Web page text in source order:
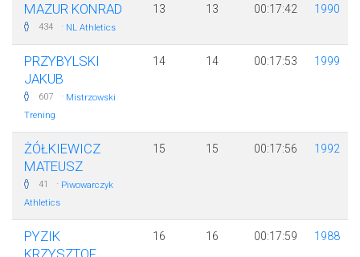
MAZUR KONRAD
434 · NL Athletics
13 13 00:17:42 1990
PRZYBYLSKI
JAKUB
607 · Mistrzowski
Trening
14 14 00:17:53 1999
ŻÓŁKIEWICZ
MATEUSZ
41 · Piwowarczyk
Athletics
15 15 00:17:56 1992
PYZIK
16 16 00:17:59 1988